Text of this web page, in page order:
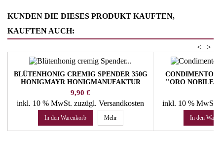
KUNDEN DIE DIESES PRODUKT KAUFTEN,
KAUFTEN AUCH:
>
<
BLÜTENHONIG CREMIG SPENDER 350G
HONIGMAYR HONIGMANUFAKTUR
Preis
9,90 €
inkl. 10 % MwSt. zuzügl. Versandkosten
In den Warenkorb Mehr
CONDIMENTO
''ORO NOBILE''
inkl. 10 % MwSt.
In den